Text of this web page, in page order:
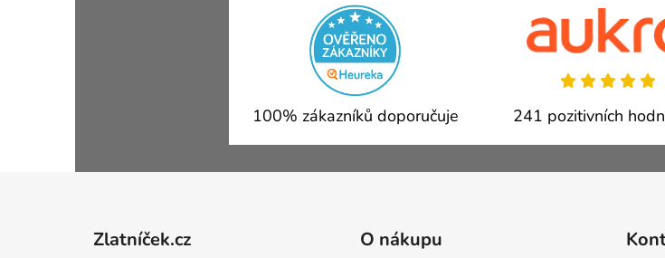
100% zákazníků doporučuje 241 pozitivních
Zlatníček.cz O nákupu